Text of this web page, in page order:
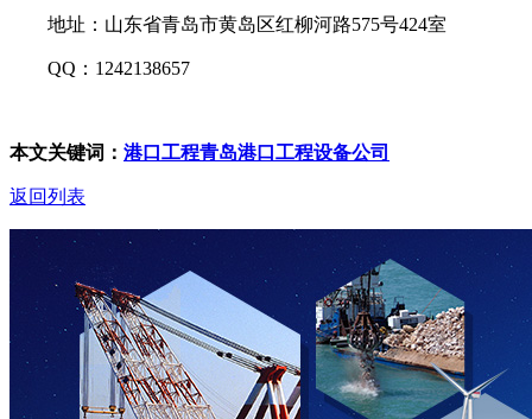
地址：山东省青岛市黄岛区红柳河路575号424室
QQ：1242138657
本文关键词： 港口工程青岛港口工程设备公司
返回列表